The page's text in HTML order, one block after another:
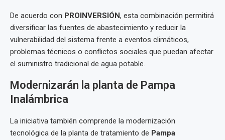
De acuerdo con PROINVERSIÓN, esta combinación permitirá
diversificar las fuentes de abastecimiento y reducir la
vulnerabilidad del sistema frente a eventos climáticos,
problemas técnicos o conflictos sociales que puedan afectar
el suministro tradicional de agua potable.
Modernizarán la planta de Pampa
Inalámbrica
La iniciativa también comprende la modernización
tecnológica de la planta de tratamiento de Pampa